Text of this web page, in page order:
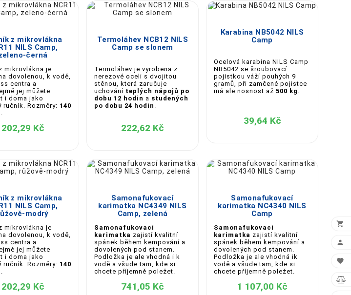
z mikrovlákna
NILS Camp,
černá
mikrovlákna je
dovolenou, k vodě,
centra a
jej můžete
i doma jako
ručník. Rozměry: 140
202,29 Kč
Termoláhev NCB12 NILS
Camp se slonem
Termoláhev je vyrobena z
nerezové oceli s dvojitou
stěnou, která zaručuje
uchování teplých nápojů po
dobu 12 hodin a studených
po dobu 24 hodin
222,62 Kč
Karabina NB5042 NILS
Camp
Ocelová karabina NILS Camp
NB5042 se šroubovací
pojistkou váží pouhých 9
gramů, při zamčené pojistce
má ale nosnost až 500 kg
39,64 Kč
z mikrovlákna
NILS Camp,
modrý
mikrovlákna je
dovolenou, k vodě,
centra a
jej můžete
i doma jako
ručník. Rozměry: 140
202,29 Kč
Samonafukovací
karimatka NC4349 NILS
Camp, zelená
Samonafukovací
karimatka zajistí kvalitní
spánek během kempování a
dovolených pod stanem.
Podložka je ale vhodná i k
vodě a všude tam, kde si
chcete příjemně poležet.
741,05 Kč
Samonafukovací
karimatka NC4340 NILS
Camp
Samonafukovací
karimatka zajistí kvalitní
spánek během kempování a
dovolených pod stanem.
Podložka je ale vhodná ik
vodě a všude tam, kde si
chcete příjemně poležet.
1 107,00 Kč



